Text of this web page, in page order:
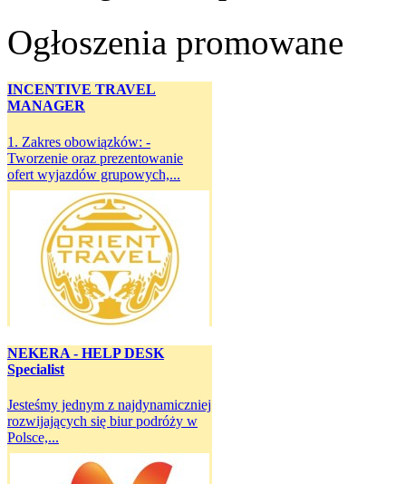
Ogłoszenia promowane
INCENTIVE TRAVEL
MANAGER
1. Zakres obowiązków: -
Tworzenie oraz prezentowanie
ofert wyjazdów grupowych,...
NEKERA - HELP DESK
Specialist
Jesteśmy jednym z najdynamiczniej
rozwijających się biur podróży w
Polsce,...